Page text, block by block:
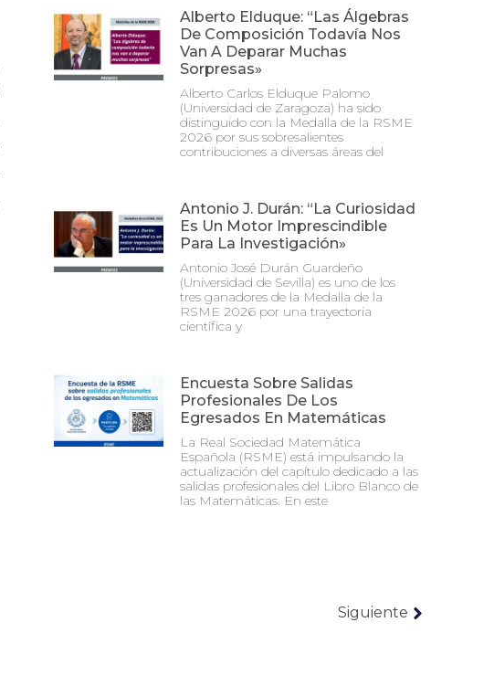
Alberto Elduque: “Las Álgebras
De Composición Todavía Nos
Van A Deparar Muchas
Sorpresas»
Alberto Carlos Elduque Palomo
(Universidad de Zaragoza) ha sido
distinguido con la Medalla de la RSME
2026 por sus sobresalientes
contribuciones a diversas áreas del
Antonio J. Durán: “La Curiosidad
Es Un Motor Imprescindible
Para La Investigación»
Antonio José Durán Guardeño
(Universidad de Sevilla) es uno de los
tres ganadores de la Medalla de la
RSME 2026 por una trayectoria
científica y
Encuesta Sobre Salidas
Profesionales De Los
Egresados En Matemáticas
La Real Sociedad Matemática
Española (RSME) está impulsando la
actualización del capítulo dedicado a las
salidas profesionales del Libro Blanco de
las Matemáticas. En este
Siguiente